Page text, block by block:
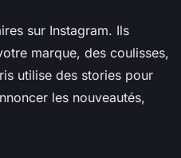
sur Instagram. Ils
marque, des coulisses,
utilise des stories pour
les nouveautés,